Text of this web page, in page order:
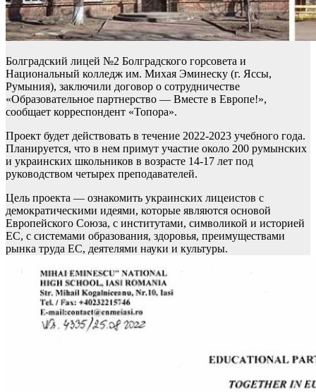
Болградский лицей №2 Болградского горсовета и
Национальный колледж им. Михая Эминеску (г. Яссы,
Румыния), заключили договор о сотрудничестве
«Образовательное партнерство — Вместе в Европе!»,
сообщает корреспондент «Топора».
Проект будет действовать в течение 2022-2023 учебного года.
Планируется, что в нем примут участие около 200 румынских
и украинских школьников в возрасте 14-17 лет под
руководством четырех преподавателей.
Цель проекта — ознакомить украинских лицеистов с
демократическими идеями, которые являются основой
Европейского Союза, с институтами, символикой и историей
ЕС, с системами образования, здоровья, преимуществами
рынка труда ЕС, деятелями науки и культуры.